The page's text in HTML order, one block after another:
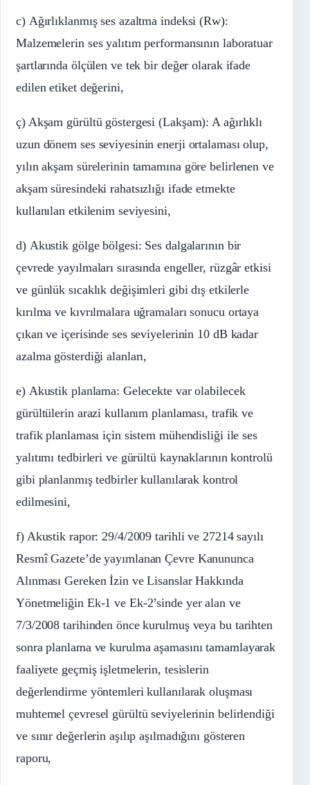
c) Ağırlıklanmış ses azaltma indeksi (Rw):
Malzemelerin ses yalıtım performansının laboratuar
şartlarında ölçülen ve tek bir değer olarak ifade
edilen etiket değerini,
ç) Akşam gürültü göstergesi (Lakşam): A ağırlıklı
uzun dönem ses seviyesinin enerji ortalaması olup,
yılın akşam sürelerinin tamamına göre belirlenen ve
akşam süresindeki rahatsızlığı ifade etmekte
kullanılan etkilenim seviyesini,
d) Akustik gölge bölgesi: Ses dalgalarının bir
çevrede yayılmaları sırasında engeller, rüzgâr etkisi
ve günlük sıcaklık değişimleri gibi dış etkilerle
kırılma ve kıvrılmalara uğramaları sonucu ortaya
çıkan ve içerisinde ses seviyelerinin 10 dB kadar
azalma gösterdiği alanları,
e) Akustik planlama: Gelecekte var olabilecek
gürültülerin arazi kullanım planlaması, trafik ve
trafik planlaması için sistem mühendisliği ile ses
yalıtımı tedbirleri ve gürültü kaynaklarının kontrolü
gibi planlanmış tedbirler kullanılarak kontrol
edilmesini,
f) Akustik rapor: 29/4/2009 tarihli ve 27214 sayılı
Resmî Gazete’de yayımlanan Çevre Kanununca
Alınması Gereken İzin ve Lisanslar Hakkında
Yönetmeliğin Ek-1 ve Ek-2’sinde yer alan ve
7/3/2008 tarihinden önce kurulmuş veya bu tarihten
sonra planlama ve kurulma aşamasını tamamlayarak
faaliyete geçmiş işletmelerin, tesislerin
değerlendirme yöntemleri kullanılarak oluşması
muhtemel çevresel gürültü seviyelerinin belirlendiği
ve sınır değerlerin aşılıp aşılmadığını gösteren
raporu,